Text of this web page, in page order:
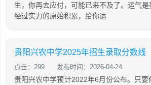
生，你再去应付，可能已来不及了。运气
经过实力的原始积累，给你运
贵阳兴农中学2025年招生录取分数线
点击：299 发布时间：2026-04-24
贵阳兴农中学预计2022年6月份公布。只